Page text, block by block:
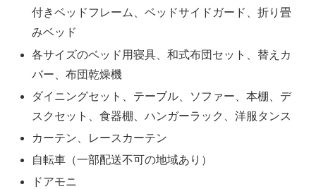
付きベッドフレーム、ベッドサイドガード、折り畳
みベッド
各サイズのベッド用寝具、和式布団セット、替えカ
バー、布団乾燥機
ダイニングセット、テーブル、ソファー、本棚、デ
スクセット、食器棚、ハンガーラック、洋服タンス
カーテン、レースカーテン
自転車（一部配送不可の地域あり）
ドアモニ